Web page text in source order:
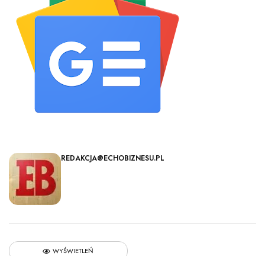
REDAKCJA@ECHOBIZNESU.PL
WYŚWIETLEŃ